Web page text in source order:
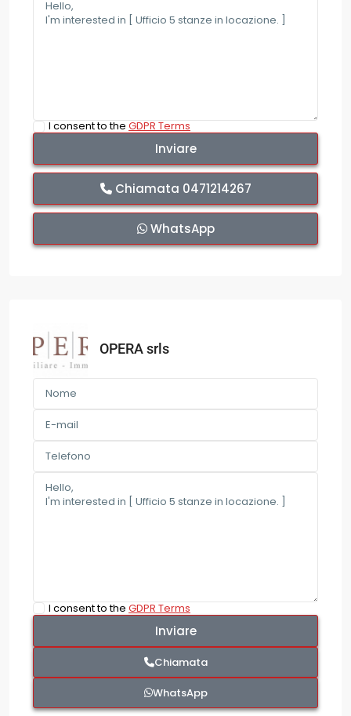
I consent to theGDPR Terms
Chiamata 0471214267
WhatsApp
OPERA srls
I consent to the GDPR Terms
Chiamata
WhatsApp